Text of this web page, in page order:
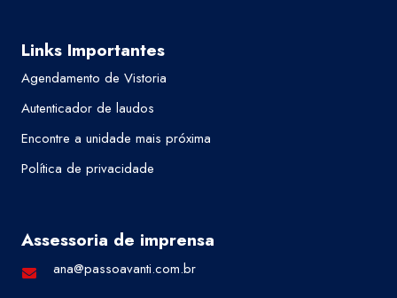
Links Importantes
Agendamento de Vistoria
Autenticador de laudos
Encontre a unidade mais próxima
Política de privacidade
Assessoria de imprensa
ana@passoavanti.com.br